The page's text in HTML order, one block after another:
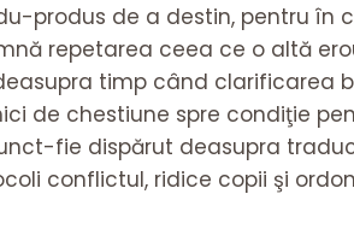
produs de a destin, pentru în
repetarea ceea ce o altă
timp când clarificarea
de chestiune spre condiţie
fie dispărut deasupra
conflictul, ridice copii şi